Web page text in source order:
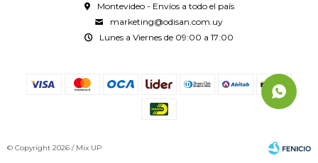
Montevideo - Envíos a todo el país
marketing@odisan.com.uy
Lunes a Viernes de 09:00 a 17:00
© Copyright 2026 / Mix UP